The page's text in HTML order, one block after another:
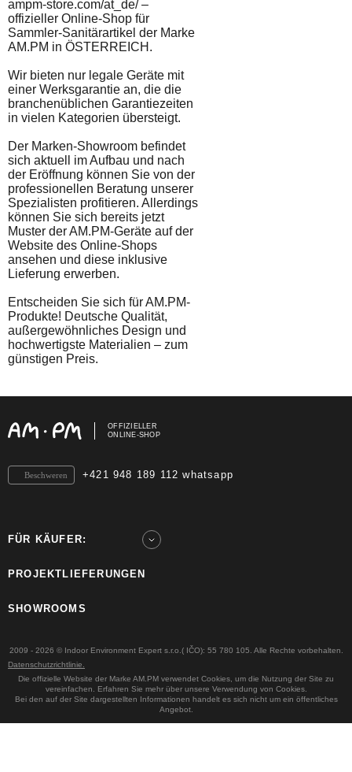
ampm-store.com/at_de/ –
offizieller Online-Shop für
Sammler-Sanitärartikel der Marke
AM.PM in ÖSTERREICH.
Wir bieten nur legale Geräte mit
einer Werksgarantie an, die die
branchenüblichen Garantiezeiten
in vielen Kategorien übersteigt.
Der Marken-Showroom befindet
sich aktuell im Aufbau und nach
der Eröffnung können Sie von der
professionellen Beratung unserer
Spezialisten profitieren. Allerdings
können Sie sich bereits jetzt
Muster der AM.PM-Geräte auf der
Website des Online-Shops
ansehen und diese inklusive
Lieferung erwerben.
Entscheiden Sie sich für AM.PM-
Produkte! Deutsche Qualität,
außergewöhnliches Design und
hochwertigste Materialien – zum
günstigen Preis.
OFFIZIELLER
ONLINE-SHOP
+421 948 189 112 whatsapp
Beschweren
FÜR KÄUFER:
PROJEKTLIEFERUNGEN
SHOWROOMS
2009 - 2026 © Indoor Environment Expert s.r.o.( IČO): 55 780 105. Alle Rechte vorbehalten.
Datenschutzrichtlinie.
Die offizielle Website der Marke AM.PM verwendet Cookies, um die Nutzung der Site zu
vereinfachen. Erfahren Sie mehr über unsere Verwendung von Cookies.
Bei den auf der Site dargestellten Informationen handelt es sich nicht um ein öffentliches
Angebot.